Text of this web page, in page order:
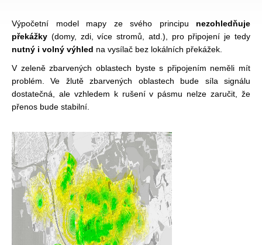
Výpočetní model mapy ze svého principu nezohledňuje
překážky (domy, zdi, více stromů, atd.), pro připojení je tedy
nutný i volný výhled na vysílač bez lokálních překážek.
V zeleně zbarvených oblastech byste s připojením neměli mít
problém. Ve žlutě zbarvených oblastech bude síla signálu
dostatečná, ale vzhledem k rušení v pásmu nelze zaručit, že
přenos bude stabilní.